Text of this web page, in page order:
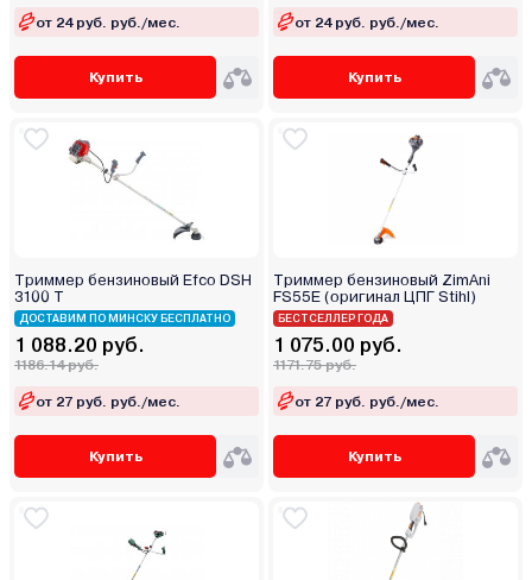
от 24 руб. руб./мес.
Купить
от 24 руб. руб./мес.
Купить
Триммер бензиновый Efco DSH
3100 T
ДОСТАВИМ ПО МИНСКУ БЕСПЛАТНО
1 088.20 руб.
1186.14 руб.
от 27 руб. руб./мес.
Купить
Триммер бензиновый ZimAni
FS55E (оригинал ЦПГ Stihl)
БЕСТСЕЛЛЕР ГОДА
1 075.00 руб.
1171.75 руб.
от 27 руб. руб./мес.
Купить